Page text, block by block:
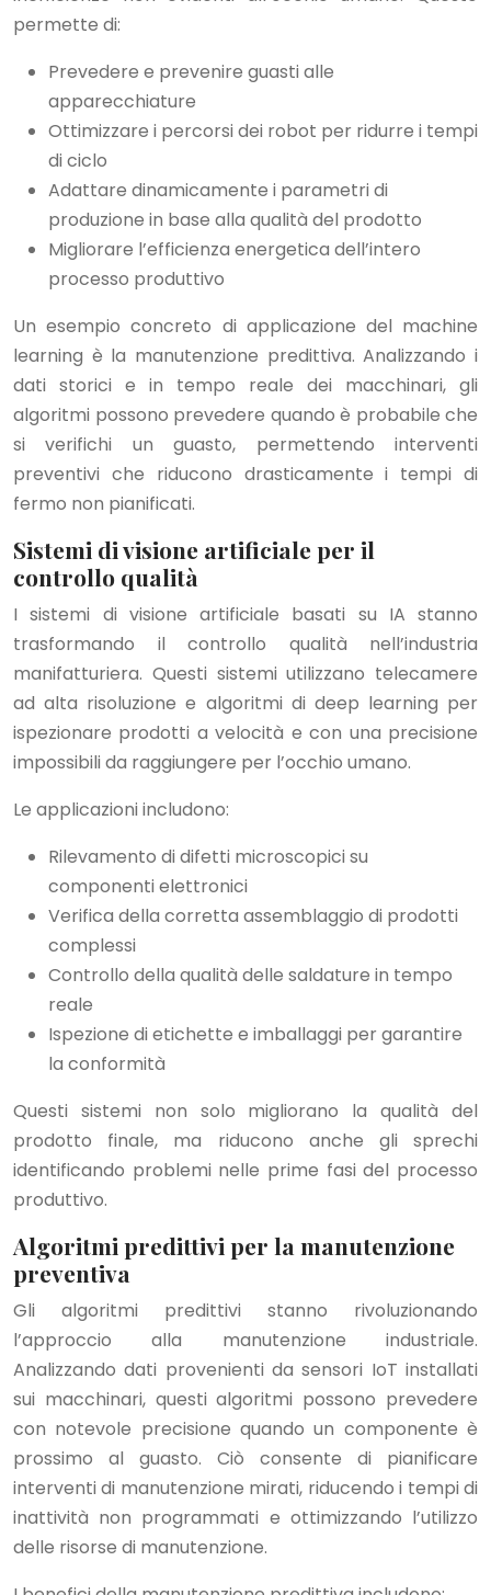
permette di:
Prevedere e prevenire guasti alle
apparecchiature
Ottimizzare i percorsi dei robot per ridurre i tempi
di ciclo
Adattare dinamicamente i parametri di
produzione in base alla qualità del prodotto
Migliorare l’efficienza energetica dell’intero
processo produttivo
Un esempio concreto di applicazione del machine
learning è la manutenzione predittiva. Analizzando i
dati storici e in tempo reale dei macchinari, gli
algoritmi possono prevedere quando è probabile che
si verifichi un guasto, permettendo interventi
preventivi che riducono drasticamente i tempi di
fermo non pianificati.
Sistemi di visione artificiale per il
controllo qualità
I sistemi di visione artificiale basati su IA stanno
trasformando il controllo qualità nell’industria
manifatturiera. Questi sistemi utilizzano telecamere
ad alta risoluzione e algoritmi di deep learning per
ispezionare prodotti a velocità e con una precisione
impossibili da raggiungere per l’occhio umano.
Le applicazioni includono:
Rilevamento di difetti microscopici su
componenti elettronici
Verifica della corretta assemblaggio di prodotti
complessi
Controllo della qualità delle saldature in tempo
reale
Ispezione di etichette e imballaggi per garantire
la conformità
Questi sistemi non solo migliorano la qualità del
prodotto finale, ma riducono anche gli sprechi
identificando problemi nelle prime fasi del processo
produttivo.
Algoritmi predittivi per la manutenzione
preventiva
Gli algoritmi predittivi stanno rivoluzionando
l’approccio alla manutenzione industriale.
Analizzando dati provenienti da sensori IoT installati
sui macchinari, questi algoritmi possono prevedere
con notevole precisione quando un componente è
prossimo al guasto. Ciò consente di pianificare
interventi di manutenzione mirati, riducendo i tempi di
inattività non programmati e ottimizzando l’utilizzo
delle risorse di manutenzione.